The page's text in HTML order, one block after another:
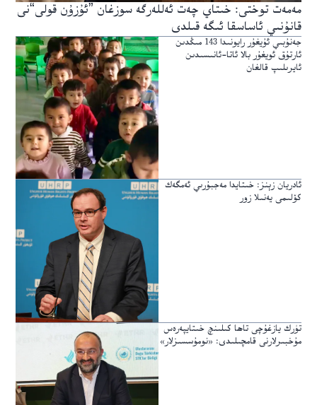
مەمەت توختى: خىتاي چەت ئەللەرگە سوزغان ”ئۇزۇن قولى“نى
قانۇنىي ئاساسقا ئىگە قىلدى
جەنۇبىي ئۇيغۇر رايونىدا 143 مىڭدىن
ئارتۇق ئويغۇر بالا ئاتا-ئانىسىدىن
ئايرىلىپ قالغان
ئادريان زېنز: خىتايدا مەجبۇرىي ئەمگەك
كۆلىمى يەنىلا زور
تۈرك يازغۇچى تاھا كىلىنچ خىتايپەرەس
مۇخبىرلارنى قامچىلىدى: «نومۇسسىزلار»